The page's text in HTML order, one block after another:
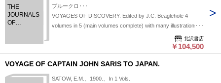
THE
JOURNALS
OF
COOK ON
HIS
ブルークロ･･･
VOYAGES OF DISCOVERY. Edited by J.C. Beaglehole 4
volumes in 5 (main volumes complete) with many illustrations &
sketch maps with original jacket ADDITIONAL PORTFOLIO
VOLUME IS LACKING OTHERWISE VERY GOOD SET
北沢書店
￥104,500
VOYAGE OF CAPTAIN JOHN SARIS TO JAPAN.
SATOW, E.M.、1900.、In 1 Vols.